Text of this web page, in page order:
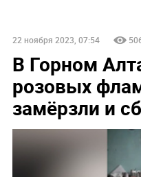
22 ноября 2023, 07:54
В Горном
розовых
замёрзли и